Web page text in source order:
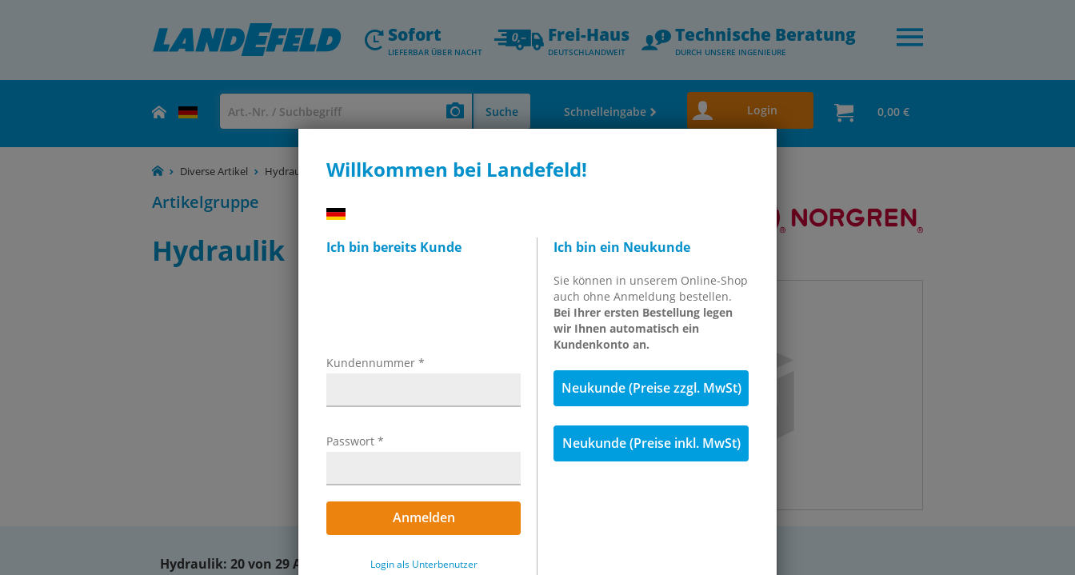
Willkommen bei Landefeld!
Ich bin bereits Kunde
Kundennummer *
Passwort *
Anmelden
Login als Unterbenutzer
Ich bin ein Neukunde
Sie können in unserem Online-Shop
auch ohne Anmeldung bestellen.
Bei Ihrer ersten Bestellung legen
wir Ihnen automatisch ein
Kundenkonto an.
Neukunde (Preise zzgl. MwSt)
Neukunde (Preise inkl. MwSt)
Sofort
LIEFERBAR ÜBER NACHT
Frei-Haus
DEUTSCHLANDWEIT
Technische Beratung
DURCH UNSERE INGENIEURE
Suche Schnelleingabe Login 0,00 €
Diverse Artikel Hydraulik
Artikelgruppe
Hydraulik
Hydraulik: 20 von 29 Artikeln